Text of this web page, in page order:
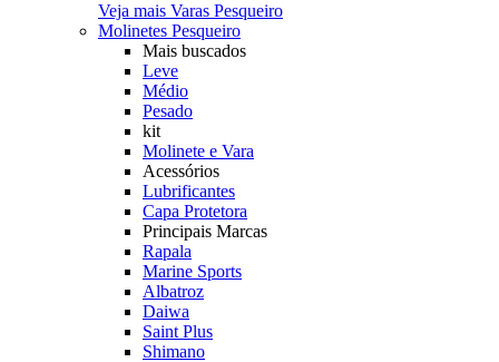
Veja mais Varas Pesqueiro
Molinetes Pesqueiro
Mais buscados
Leve
Médio
Pesado
kit
Molinete e Vara
Acessórios
Lubrificantes
Capa Protetora
Principais Marcas
Rapala
Marine Sports
Albatroz
Daiwa
Saint Plus
Shimano